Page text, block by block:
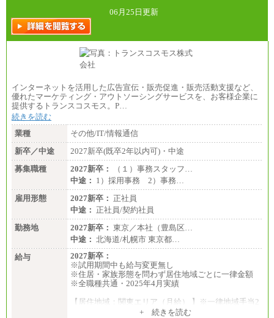
06月25日更新
インターネットを活用した広告宣伝・販売促進・販売活動支援など、
優れたマーケティング・アウトソーシングサービスを、お客様企業に
提供するトランスコスモス。P…
続きを読む
業種
その他/IT/情報通信
新卒／中途
2027新卒(既卒2年以内可)・中途
募集職種
2027新卒：
（１）事務スタッフ…
中途： 1）採用事務 2）事務…
雇用形態
2027新卒： 正社員
中途： 正社員/契約社員
勤務地
2027新卒： 東京／本社（豊島区…
中途： 北海道/札幌市 東京都…
給与
2027新卒：
※試用期間中も給与変更無し
※住居・家族形態を問わず居住地域ごとに一律金額
※全職種共通・2025年4月実績
【居住地域：関東エリア（月給） 】※一律地域手当2
+ 続きを読む